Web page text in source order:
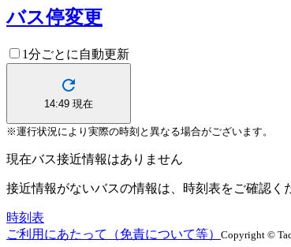
バス停変更
1分ごとに自動更新
14:49 現在
※運行状況により実際の時刻と異なる場合がございます。
現在バス接近情報はありません
接近情報がないバスの情報は、時刻表をご確認く
時刻表
ご利用にあたって（免責について等） Copyright ©